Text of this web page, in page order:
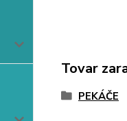
Tovar
PEKÁČE